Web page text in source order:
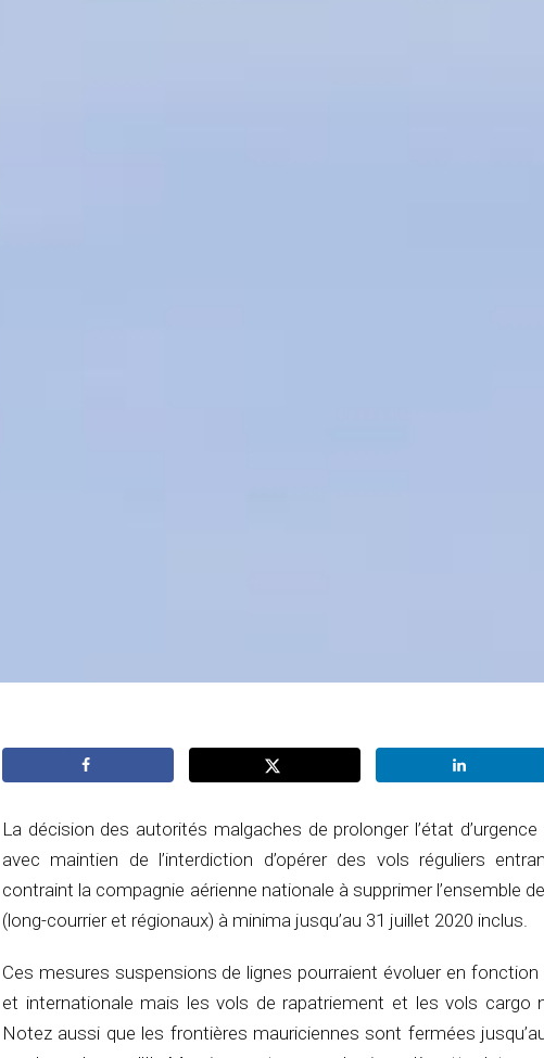
La décision des autorités malgaches de prolonger l’état
avec maintien de l’interdiction d’opérer des vols réguliers
contraint la compagnie aérienne nationale à supprimer l’ensemble
(long-courrier et régionaux) à minima jusqu’au 31 juillet 2020 inclus.
Ces mesures suspensions de lignes pourraient évoluer en
et internationale mais les vols de rapatriement et les vols cargo
Notez aussi que les frontières mauriciennes sont fermées